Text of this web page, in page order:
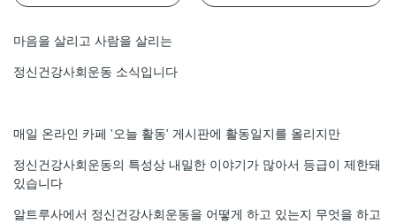
마음을 살리고 사람을 살리는
정신건강사회운동 소식입니다
매일 온라인 카페 '오늘 활동' 게시판에 활동일지를 올리지만
정신건강사회운동의 특성상 내밀한 이야기가 많아서 등급이 제한돼
있습니다
알트루사에서 정신건강사회운동을 어떻게 하고 있는지 무엇을 하고